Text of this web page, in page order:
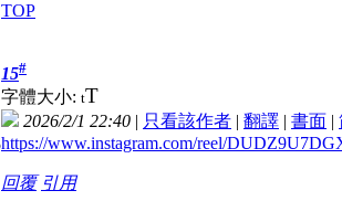
TOP
15#
字體大小: tT
2026/2/1 22:40 | 只看該作者 | 翻譯 | 書面 |
https://www.instagram.com/reel/
回覆 引用